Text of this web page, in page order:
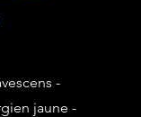
-
jaune -